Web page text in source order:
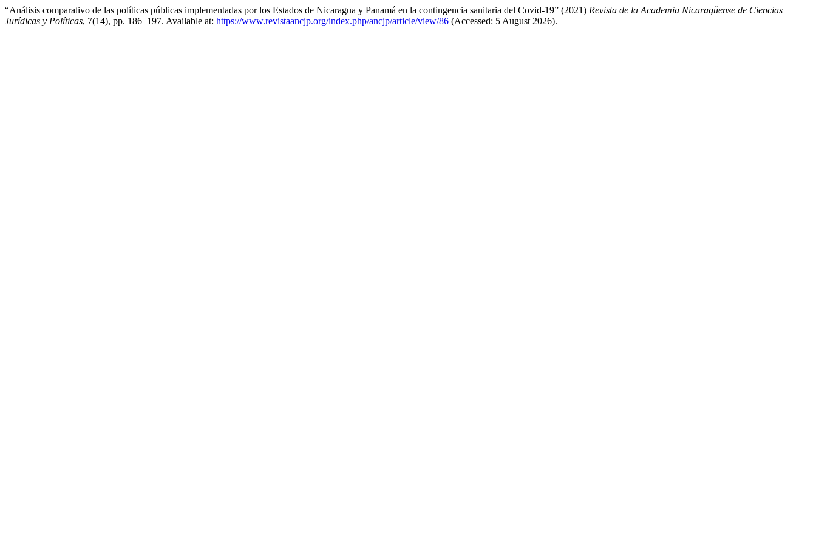
“Análisis comparativo de las políticas públicas implementadas por los Estados de Nicaragua y Panamá en la contingencia sanitaria del Covid-19” (2021) Revista de la Academia Nicaragüense de Ciencias
Jurídicas y Políticas, 7(14), pp. 186–197. Available at: https://www.revistaancjp.org/index.php/ancjp/article/view/86 (Accessed: 5 August 2026).